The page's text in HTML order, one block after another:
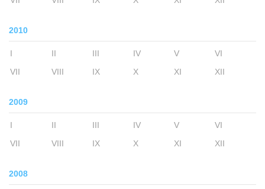
2010
I II III IV V
VI
VII
VIII IX X XI XII
2009
I II III IV V
VI
VII
VIII IX X XI XII
2008